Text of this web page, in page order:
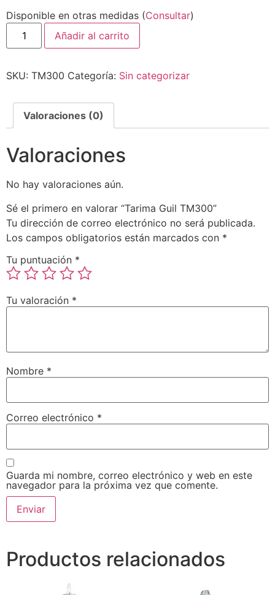
Disponible en otras medidas (Consultar)
Añadir al carrito
SKU: TM300 Categoría: Sin categorizar
Valoraciones (0)
Valoraciones
No hay valoraciones aún.
Sé el primero en valorar “Tarima Guil TM300”
Tu dirección de correo electrónico no será publicada.
Los campos obligatorios están marcados con *
Tu puntuación *
Tu valoración *
Nombre *
Correo electrónico *
Guarda mi nombre, correo electrónico y web en este
navegador para la próxima vez que comente.
Productos relacionados